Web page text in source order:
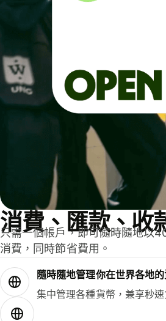
消費、匯款、收
只需一個帳戶，即可隨時隨地以
消費，同時節省費用。
隨時隨地管理你在世界各地的
集中管理各種貨幣，兼享秒速